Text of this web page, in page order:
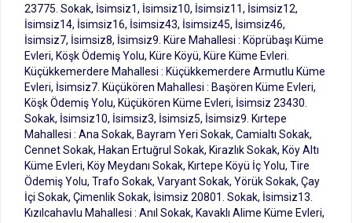
23775. Sokak, İsimsiz1, İsimsiz10, İsimsiz11, İsimsiz12,
İsimsiz14, İsimsiz16, İsimsiz43, İsimsiz45, İsimsiz46,
İsimsiz7, İsimsiz8, İsimsiz9. Küre Mahallesi : Köprübaşı Küme
Evleri, Köşk Ödemiş Yolu, Küre Köyü, Küre Küme Evleri.
Küçükkemerdere Mahallesi : Küçükkemerdere Armutlu Küme
Evleri, İsimsiz7. Küçükören Mahallesi : Başören Küme Evleri,
Köşk Ödemiş Yolu, Küçükören Küme Evleri, İsimsiz 23430.
Sokak, İsimsiz10, İsimsiz3, İsimsiz5, İsimsiz9. Kırtepe
Mahallesi : Ana Sokak, Bayram Yeri Sokak, Camialtı Sokak,
Cennet Sokak, Hakan Ertuğrul Sokak, Kirazlık Sokak, Köy Altı
Küme Evleri, Köy Meydanı Sokak, Kırtepe Köyü İç Yolu, Tire
Ödemiş Yolu, Trafo Sokak, Varyant Sokak, Yörük Sokak, Çay
İçi Sokak, Çimenlik Sokak, İsimsiz 20801. Sokak, İsimsiz13.
Kızılcahavlu Mahallesi : Anıl Sokak, Kavaklı Alime Küme Evleri,